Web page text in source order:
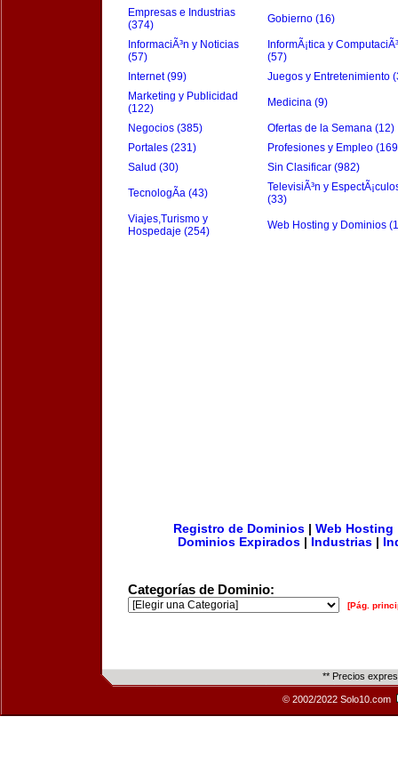
Empresas e Industrias
(374)
Gobierno (16)
InformaciÃ³n y Noticias
(57)
InformÃ¡tica y
(57)
Internet (99)
Juegos y Entretenimiento
Marketing y Publicidad
(122)
Medicina (9)
Negocios (385)
Ofertas de la Semana (12)
Portales (231)
Profesiones y Empleo
Salud (30)
Sin Clasificar (982)
TecnologÃ­a (43)
TelevisiÃ³n y
(33)
Viajes,Turismo y
Hospedaje (254)
Web Hosting y Dominios
Registro de Dominios| Web Hosting
Dominios Expirados
Industrias
Categorías de Dominio:
[Pág.
** Precios
© 2002/2022 Solo10.com